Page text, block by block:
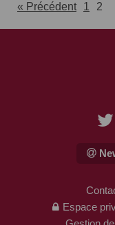
« Précédent 1 2
Espace